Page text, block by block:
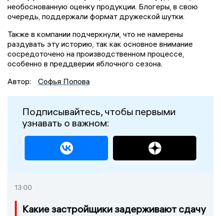
необоснованную оценку продукции. Блогеры, в свою
очередь, поддержали формат дружеской шутки.
Также в компании подчеркнули, что не намерены
раздувать эту историю, так как основное внимание
сосредоточено на производственном процессе,
особенно в преддверии яблочного сезона.
Автор:
Софья Попова
Подписывайтесь, чтобы первыми
узнавать о важном:
13:00
Какие застройщики задерживают сдачу